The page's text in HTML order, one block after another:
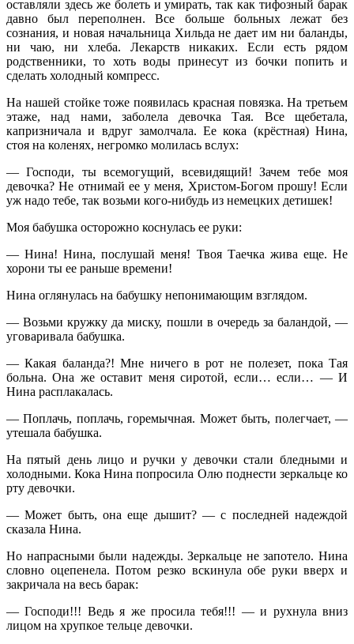
оставляли здесь же болеть и умирать, так как тифозный барак
давно был переполнен. Все больше больных лежат без
сознания, и новая начальница Хильда не дает им ни баланды,
ни чаю, ни хлеба. Лекарств никаких. Если есть рядом
родственники, то хоть воды принесут из бочки попить и
сделать холодный компресс.
На нашей стойке тоже появилась красная повязка. На третьем
этаже, над нами, заболела девочка Тая. Все щебетала,
капризничала и вдруг замолчала. Ее кока (крёстная) Нина,
стоя на коленях, негромко молилась вслух:
— Господи, ты всемогущий, всевидящий! Зачем тебе моя
девочка? Не отнимай ее у меня, Христом-Богом прошу! Если
уж надо тебе, так возьми кого-нибудь из немецких детишек!
Моя бабушка осторожно коснулась ее руки:
— Нина! Нина, послушай меня! Твоя Таечка жива еще. Не
хорони ты ее раньше времени!
Нина оглянулась на бабушку непонимающим взглядом.
— Возьми кружку да миску, пошли в очередь за баландой, —
уговаривала бабушка.
— Какая баланда?! Мне ничего в рот не полезет, пока Тая
больна. Она же оставит меня сиротой, если… если… — И
Нина расплакалась.
— Поплачь, поплачь, горемычная. Может быть, полегчает, —
утешала бабушка.
На пятый день лицо и ручки у девочки стали бледными и
холодными. Кока Нина попросила Олю поднести зеркальце ко
рту девочки.
— Может быть, она еще дышит? — с последней надеждой
сказала Нина.
Но напрасными были надежды. Зеркальце не запотело. Нина
словно оцепенела. Потом резко вскинула обе руки вверх и
закричала на весь барак:
— Господи!!! Ведь я же просила тебя!!! — и рухнула вниз
лицом на хрупкое тельце девочки.